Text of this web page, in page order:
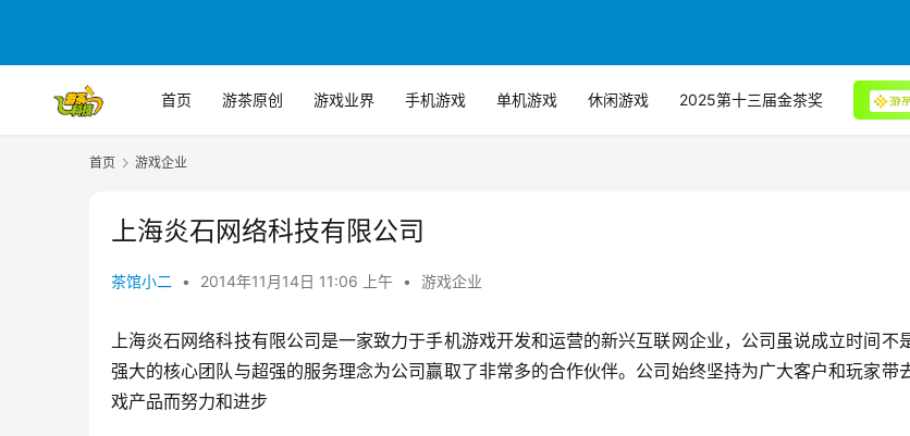
首页 游茶原创 游戏业界 手机游戏 单机游戏 休闲游戏 2025第十三届金茶奖
首页 游戏企业
上海炎石网络科技有限公司
茶馆小二 • 2014年11月14日 11:06 上午 • 游戏企业
上海炎石网络科技有限公司是一家致力于手机游戏开发和运营的新兴互联网企业，公司虽说成立时间不
强大的核心团队与超强的服务理念为公司赢取了非常多的合作伙伴。公司始终坚持为广大客户和玩家带
戏产品而努力和进步